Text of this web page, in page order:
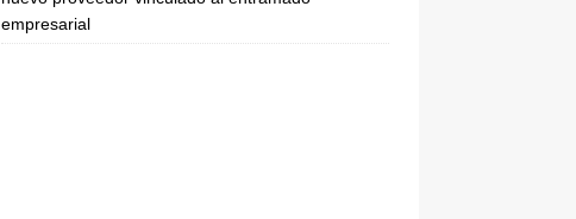
empresarial